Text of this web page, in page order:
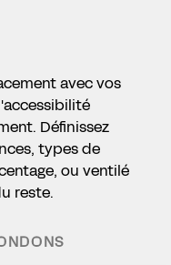
avec vos
Définissez
types de
ou ventilé
reste.